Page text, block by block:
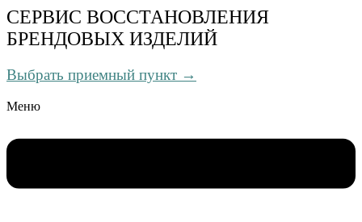
СЕРВИС ВОССТАНОВЛЕНИЯ
БРЕНДОВЫХ ИЗДЕЛИЙ
Выбрать приемный пункт →
Меню